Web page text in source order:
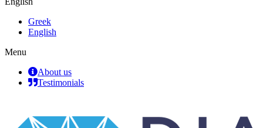
Greek
English
Menu
About us
Testimonials